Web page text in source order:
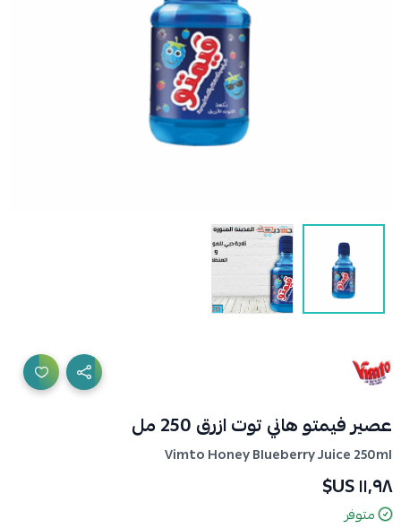
عصير فيمتو هاني توت ازرق 250 مل
Vimto Honey Blueberry Juice 250ml
١١٫٩٨ US$
متوفر